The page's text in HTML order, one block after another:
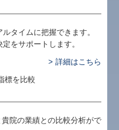
タイムに把握できます。
をサポートします。
> 詳細はこちら
院の業績との比較分析がで